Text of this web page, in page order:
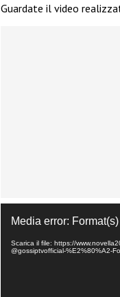
Guardate il video
Media error:
Scarica il file: https://
@gossiptvofficial-%E2%80%A2-